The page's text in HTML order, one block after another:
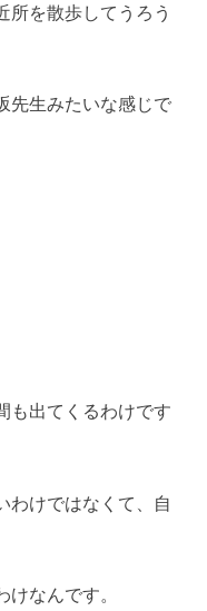
所を散歩してうろう
先生みたいな感じで
も出てくるわけです
わけではなくて、自
なんです。